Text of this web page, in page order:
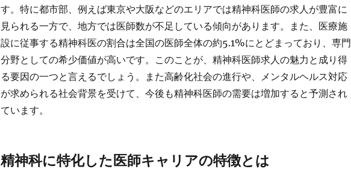
す。特に都市部、例えば東京や大阪などのエリアでは精神科医師の求人が豊富に
見られる一方で、地方では医師数が不足している傾向があります。また、医療施
設に従事する精神科医の割合は全国の医師全体の約5.1%にとどまっており、専門
分野としての希少価値が高いです。このことが、精神科医師求人の魅力と成り得
る要因の一つと言えるでしょう。また高齢化社会の進行や、メンタルヘルス対応
が求められる社会背景を受けて、今後も精神科医師の需要は増加すると予測され
ています。
精神科に特化した医師キャリアの特徴とは